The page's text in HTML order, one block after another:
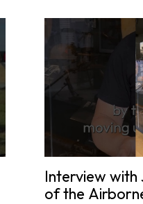
Interview
of the